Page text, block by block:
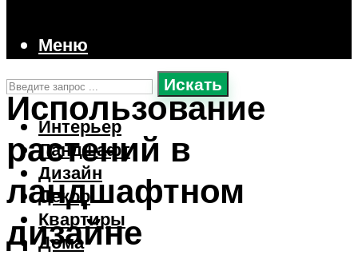
Искать
Интерьер
Ландшафт
Дизайн
Декор
Квартиры
Дома
Меню
Использование
растений в
ландшафтном
дизайне